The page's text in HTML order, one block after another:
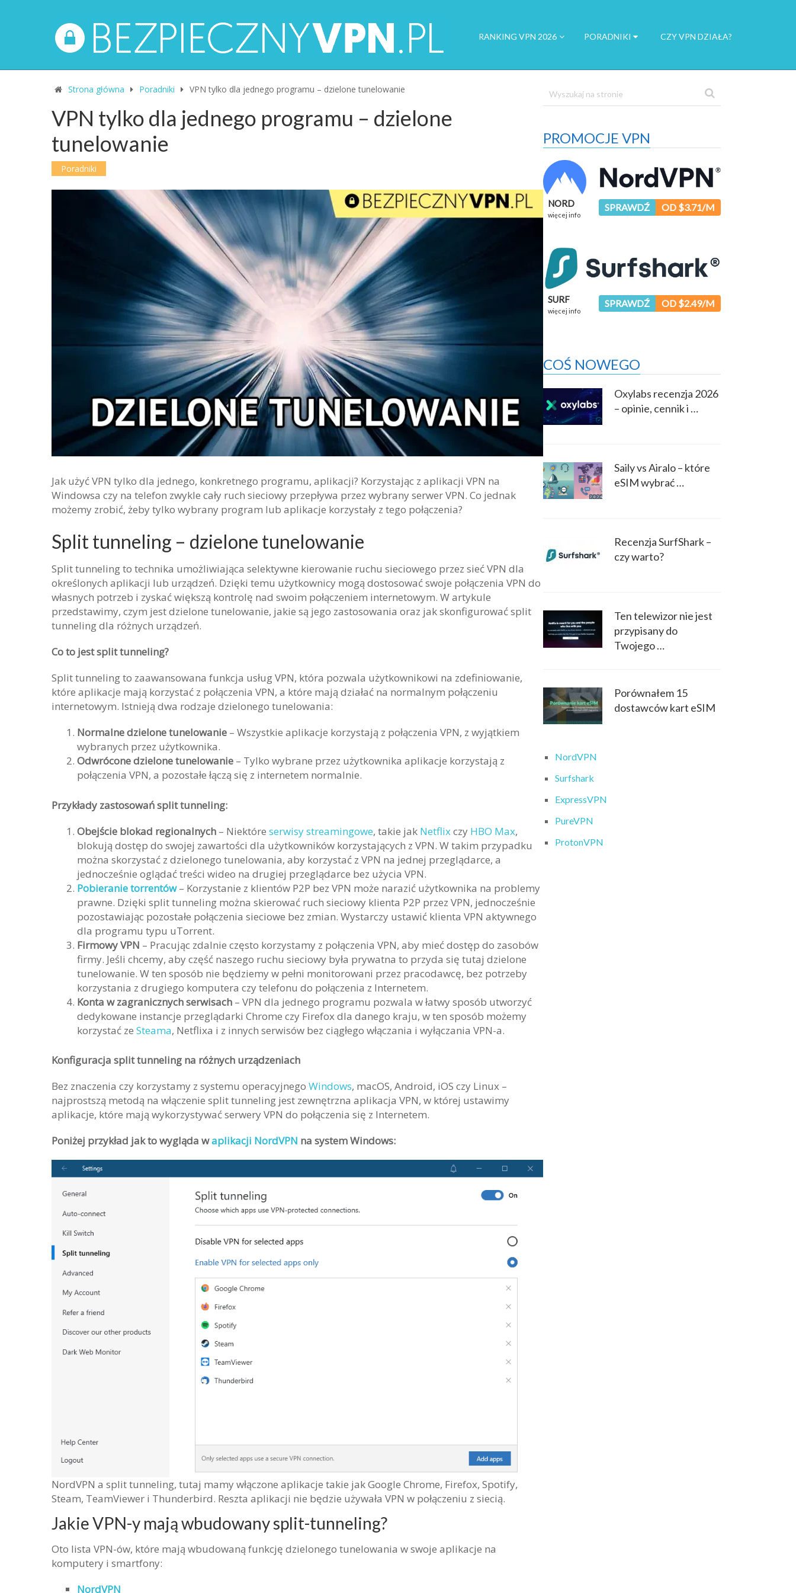
RANKING VPN 2026 PORADNIKI CZY VPN DZIAŁA?
Strona główna Poradniki VPN tylko dla jednego programu – dzielone tunelowanie
VPN tylko dla jednego programu – dzielone
tunelowanie
Poradniki
Jak użyć VPN tylko dla jednego, konkretnego programu, aplikacji? Korzystając z aplikacji VPN na
Windowsa czy na telefon zwykle cały ruch sieciowy przepływa przez wybrany serwer VPN. Co jednak
możemy zrobić, żeby tylko wybrany program lub aplikacje korzystały z tego połączenia?
Split tunneling – dzielone tunelowanie
Split tunneling to technika umożliwiająca selektywne kierowanie ruchu sieciowego przez sieć VPN dla
określonych aplikacji lub urządzeń. Dzięki temu użytkownicy mogą dostosować swoje połączenia VPN do
własnych potrzeb i zyskać większą kontrolę nad swoim połączeniem internetowym. W artykule
przedstawimy, czym jest dzielone tunelowanie, jakie są jego zastosowania oraz jak skonfigurować split
tunneling dla różnych urządzeń.
Co to jest split tunneling?
Split tunneling to zaawansowana funkcja usług VPN, która pozwala użytkownikowi na zdefiniowanie,
które aplikacje mają korzystać z połączenia VPN, a które mają działać na normalnym połączeniu
internetowym. Istnieją dwa rodzaje dzielonego tunelowania:
Normalne dzielone tunelowanie– Wszystkie aplikacje korzystają z połączenia VPN, z wyjątkiem
wybranych przez użytkownika.
Odwrócone dzielone tunelowanie– Tylko wybrane przez użytkownika aplikacje korzystają z
połączenia VPN, a pozostałe łączą się z internetem normalnie.
Przykłady zastosowań split tunneling:
Obejście blokad regionalnych– Niektóre serwisy streamingowe, takie jak Netflixczy HBO Max,
blokują dostęp do swojej zawartości dla użytkowników korzystających z VPN. W takim przypadku
można skorzystać z dzielonego tunelowania, aby korzystać z VPN na jednej przeglądarce, a
jednocześnie oglądać treści wideo na drugiej przeglądarce bez użycia VPN.
Pobieranie torrentów– Korzystanie z klientów P2P bez VPN może narazić użytkownika na problemy
prawne. Dzięki split tunneling można skierować ruch sieciowy klienta P2P przez VPN, jednocześnie
pozostawiając pozostałe połączenia sieciowe bez zmian. Wystarczy ustawić klienta VPN aktywnego
dla programu typu uTorrent.
Firmowy VPN – Pracując zdalnie często korzystamy z połączenia VPN, aby mieć dostęp do zasobów
firmy. Jeśli chcemy, aby część naszego ruchu sieciowy była prywatna to przyda się tutaj dzielone
tunelowanie. W ten sposób nie będziemy w pełni monitorowani przez pracodawcę, bez potrzeby
korzystania z drugiego komputera czy telefonu do połączenia z Internetem.
Konta w zagranicznych serwisach– VPN dla jednego programu pozwala w łatwy sposób utworzyć
dedykowane instancje przeglądarki Chrome czy Firefox dla danego kraju, w ten sposób możemy
korzystać ze Steama, Netflixa i z innych serwisów bez ciągłego włączania i wyłączania VPN-a.
Konfiguracja split tunneling na różnych urządzeniach
Bez znaczenia czy korzystamy z systemu operacyjnego Windows, macOS, Android, iOS czy Linux –
najprostszą metodą na włączenie split tunneling jest zewnętrzna aplikacja VPN, w której ustawimy
aplikacje, które mają wykorzystywać serwery VPN do połączenia się z Internetem.
Poniżej przykład jak to wygląda waplikacji NordVPN na system Windows:
NordVPN a split tunneling, tutaj mamy włączone aplikacje takie jak Google Chrome, Firefox, Spotify,
Steam, TeamViewer i Thunderbird. Reszta aplikacji nie będzie używała VPN w połączeniu z siecią.
Jakie VPN-y mają wbudowany split-tunneling?
Oto lista VPN-ów, które mają wbudowaną funkcję dzielonego tunelowania w swoje aplikacje na
komputery i smartfony:
NordVPN
PROMOCJE VPN
NORD
więcej info
SPRAWDŹ OD $3.71/M
SURF
więcej info
SPRAWDŹ OD $2.49/M
COŚ NOWEGO
Oxylabs recenzja 2026
– opinie, cennik i …
Saily vs Airalo – które
eSIM wybrać …
Recenzja SurfShark –
czy warto?
Ten telewizor nie jest
przypisany do
Twojego …
Porównałem 15
dostawców kart eSIM
NordVPN
Surfshark
ExpressVPN
PureVPN
ProtonVPN